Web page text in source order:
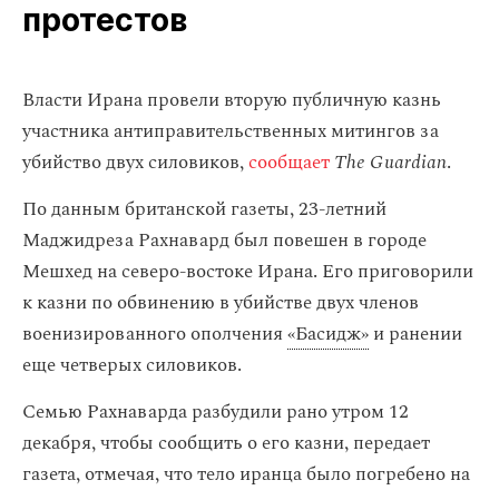
протестов
Власти Ирана провели вторую публичную казнь
участника антиправительственных митингов за
убийство двух силовиков,сообщаетThe Guardian.
По данным британской газеты, 23-летний
Маджидреза Рахнавард был повешен в городе
Мешхед на северо-востоке Ирана. Его приговорили
к казни по обвинению в убийстве двух членов
военизированного ополчения«‎Басидж»и ранении
еще четверых силовиков.
Семью Рахнаварда разбудили рано утром 12
декабря, чтобы сообщить о его казни, передает
газета, отмечая, что тело иранца было погребено на